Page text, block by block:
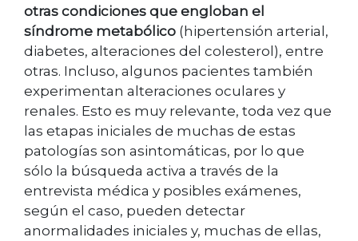
otras condiciones que engloban el
síndrome metabólico (hipertensión arterial,
diabetes, alteraciones del colesterol), entre
otras. Incluso, algunos pacientes también
experimentan alteraciones oculares y
renales. Esto es muy relevante, toda vez que
las etapas iniciales de muchas de estas
patologías son asintomáticas, por lo que
sólo la búsqueda activa a través de la
entrevista médica y posibles exámenes,
según el caso, pueden detectar
anormalidades iniciales y, muchas de ellas,